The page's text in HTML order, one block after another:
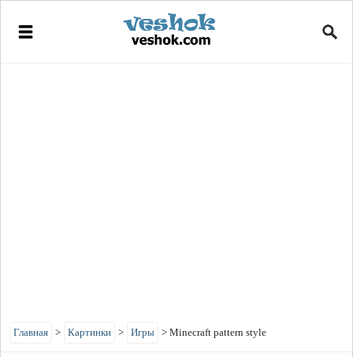
Главная > Картинки > Игры > Minecraft pattern style